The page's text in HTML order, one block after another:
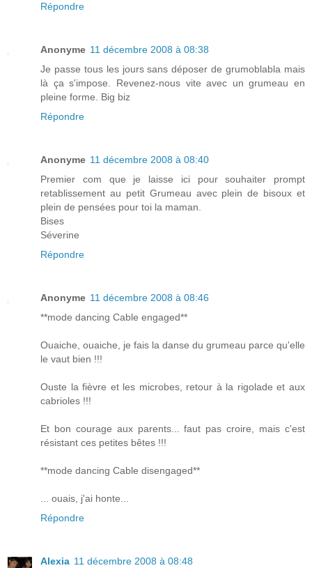
Répondre
Anonyme 11 décembre 2008 à 08:38
Je passe tous les jours sans déposer de grumoblabla mais
là ça s'impose. Revenez-nous vite avec un grumeau en
pleine forme. Big biz
Répondre
Anonyme 11 décembre 2008 à 08:40
Premier com que je laisse ici pour souhaiter prompt
retablissement au petit Grumeau avec plein de bisoux et
plein de pensées pour toi la maman.
Bises
Séverine
Répondre
Anonyme 11 décembre 2008 à 08:46
**mode dancing Cable engaged**
Ouaiche, ouaiche, je fais la danse du grumeau parce qu'elle
le vaut bien !!!
Ouste la fièvre et les microbes, retour à la rigolade et aux
cabrioles !!!
Et bon courage aux parents... faut pas croire, mais c'est
résistant ces petites bêtes !!!
**mode dancing Cable disengaged**
... ouais, j'ai honte...
Répondre
Alexia 11 décembre 2008 à 08:48